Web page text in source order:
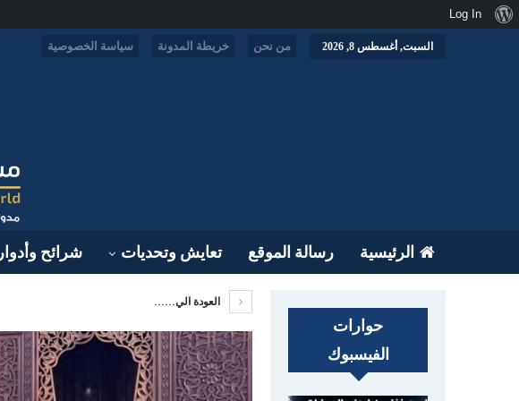
السبت, أغسطس 8, 2026 من نحن خريطة المدونة سياسة الخصوصية
الرئيسية رسالة الموقع تعايش وتحديات شرائح وأدوار
العودة الي......
حوارات
الفيسبوك
نبذةLog In